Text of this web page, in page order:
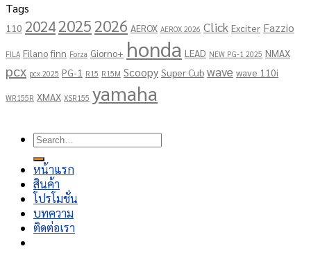
Tags
110 202420252026 AEROX AEROX 2026 Click Exciter Fazzio
FILA Filano finn Forza Giorno+ honda LEAD NEW PG-1 2025 NMAX
pcx pcx 2025 PG-1 R15 R15M Scoopy Super Cub wave wave 110i
WR155R XMAX XSR155 yamaha
Search
for:
หน้าแรก
สินค้า
โปรโมชั่น
บทความ
ติดต่อเรา